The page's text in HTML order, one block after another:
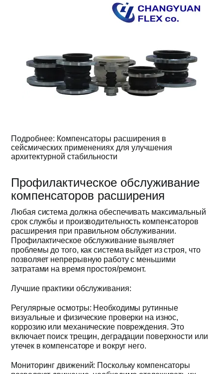
Подробнее: Компенсаторы расширения в
сейсмических применениях для улучшения
архитектурной стабильности
Профилактическое обслуживание
компенсаторов расширения
Любая система должна обеспечивать максимальный
срок службы и производительность компенсаторов
расширения при правильном обслуживании.
Профилактическое обслуживание выявляет
проблемы до того, как система выйдет из строя, что
позволяет непрерывную работу с меньшими
затратами на время простоя/ремонт.
Лучшие практики обслуживания:
Регулярные осмотры: Необходимы рутинные
визуальные и физические проверки на износ,
коррозию или механические повреждения. Это
включает поиск трещин, деградации поверхности или
утечек в компенсаторе и вокруг него.
Мониторинг движений: Поскольку компенсаторы